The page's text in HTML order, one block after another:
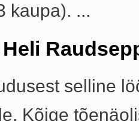
kaupa). ...
selline
Kõige